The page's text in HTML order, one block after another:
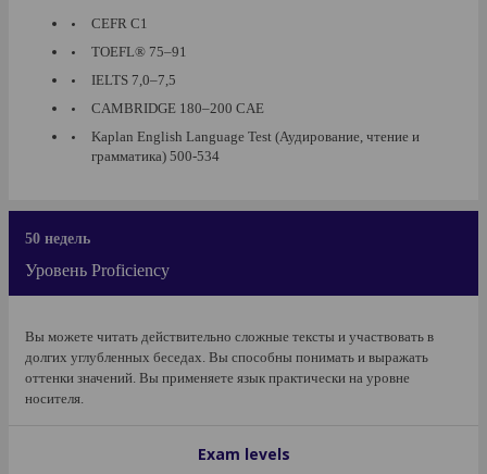
CEFR C1
TOEFL® 75–91
IELTS 7,0–7,5
CAMBRIDGE 180–200 CAE
Kaplan English Language Test (Аудирование, чтение и
грамматика) 500-534
50 недель
Уровень Proficiency
Вы можете читать действительно сложные тексты и участвовать в
долгих углубленных беседах. Вы способны понимать и выражать
оттенки значений. Вы применяете язык практически на уровне
носителя.
Exam levels